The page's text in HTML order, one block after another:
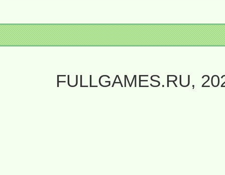
FULLGAMES.RU,